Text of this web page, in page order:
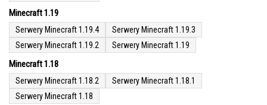
Minecraft 1.19
Serwery Minecraft 1.19.4
Serwery Minecraft 1.19.3
Serwery Minecraft 1.19.2
Serwery Minecraft 1.19
Minecraft 1.18
Serwery Minecraft 1.18.2
Serwery Minecraft 1.18.1
Serwery Minecraft 1.18